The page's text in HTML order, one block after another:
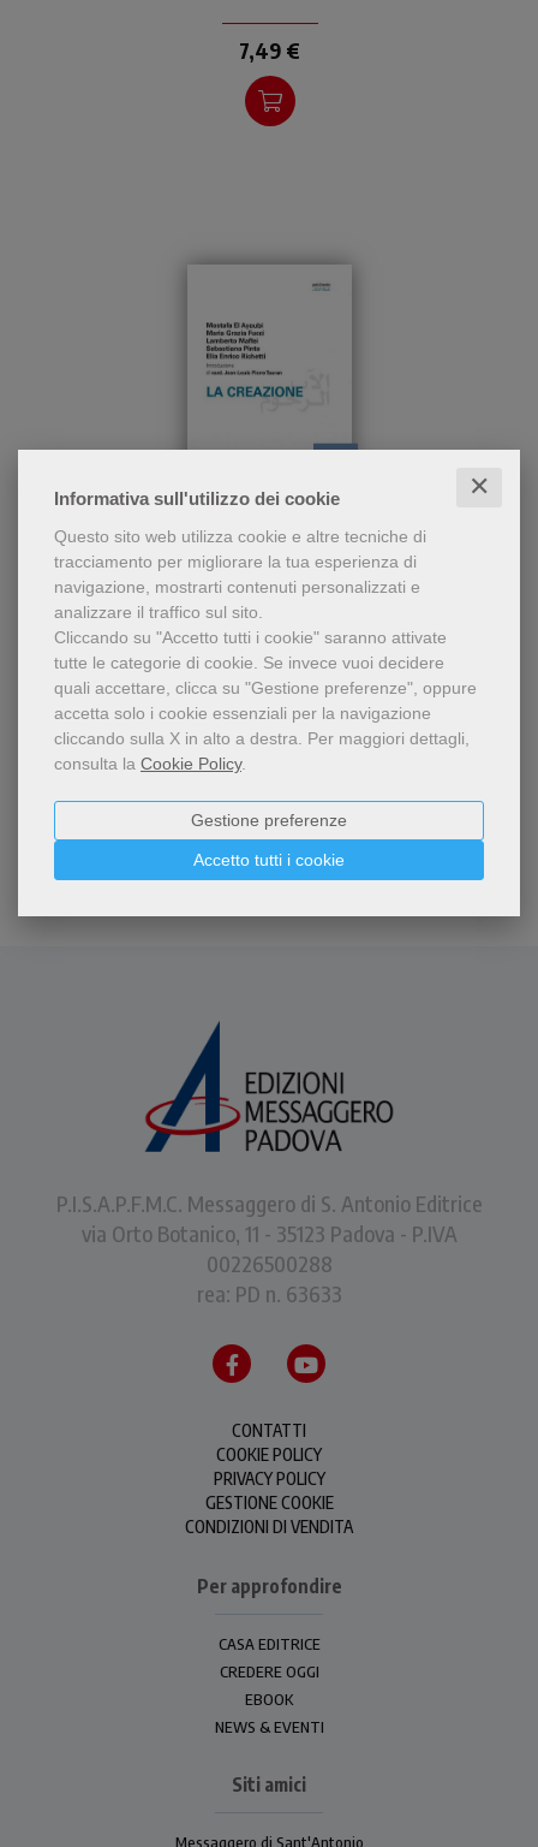
Informativa sull'utilizzo dei cookie ✕
Questo sito web utilizza cookie e altre tecniche di
tracciamento per migliorare la tua esperienza di
navigazione, mostrarti contenuti personalizzati e
analizzare il traffico sul sito.
Cliccando su "Accetto tutti i cookie" saranno attivate
tutte le categorie di cookie. Se invece vuoi decidere
quali accettare, clicca su "Gestione preferenze", oppure
accetta solo i cookie essenziali per la navigazione
cliccando sulla X in alto a destra. Per maggiori dettagli,
consulta la Cookie Policy.
Accetto tutti i cookie
Gestione preferenze
7,49 €
1,1-28)? Perché è un «punto
di incontro» su cui dialogare
per imparare a «com-
prendersi», cristiani
La roccia che ci salva. Spunti di preghiera
per chi ama la montagna
Mostafa El Ayoubi
Maria Grazia Fucci
,
Lamberto Maffei
,
Sebastiano Pinto
,
Elia Enrico Richetti
7,49 €
P.I.S.A.P.F.M.C. Messaggero di S. Antonio Editrice
via Orto Botanico, 11 - 35123 Padova - P.IVA
00226500288
rea: PD n. 63633
CONTATTI
COOKIE POLICY
PRIVACY POLICY
GESTIONE COOKIE
CONDIZIONI DI VENDITA
Per approfondire
CASA EDITRICE
CREDERE OGGI
EBOOK
NEWS & EVENTI
Siti amici
Messaggero di Sant'Antonio